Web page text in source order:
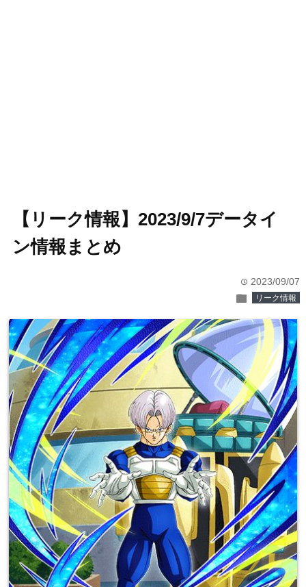
【リーク情報】2023/9/7データイ
ン情報まとめ
time 2023/09/07
folder リーク情報